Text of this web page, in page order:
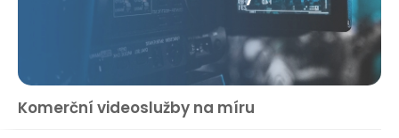
Komerční videoslužby na míru